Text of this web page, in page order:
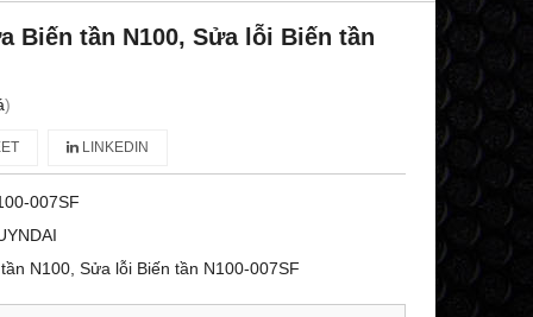
Biến tần N100, Sửa lỗi Biến tần
)
LINKEDIN
007SF
N100, Sửa lỗi Biến tần N100-007SF